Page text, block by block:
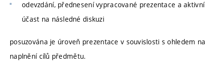
odevzdání, přednesení vypracované prezentace a aktivní
účast na následné diskuzi
posuzována je úroveň prezentace v souvislosti s ohledem na
naplnění cílů předmětu.